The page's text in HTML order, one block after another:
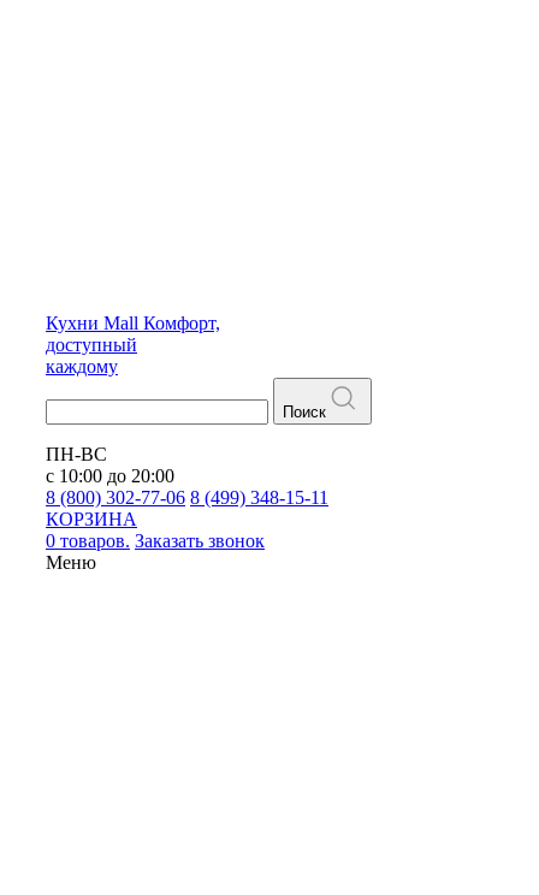
Кухни Mall Комфорт,
доступный
каждому
Поиск
ПН-ВС
с 10:00 до 20:00
8 (800) 302-77-06 8 (499) 348-15-11
КОРЗИНА
0 товаров. Заказать звонок
Меню